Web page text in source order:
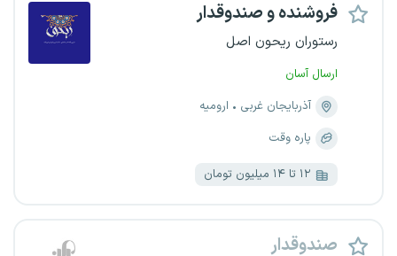
فروشنده و صندوقدار
رستوران ریحون اصل
ارسال آسان
آذربایجان غربی
ارومیه
پاره وقت
۱۲ تا ۱۴ میلیون تومان
صندوقدار